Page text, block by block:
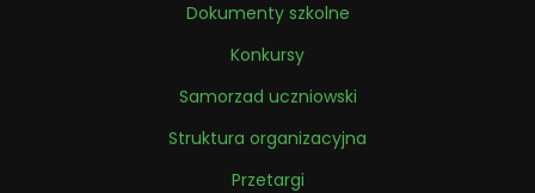
Dokumenty szkolne
Konkursy
Samorzad uczniowski
Struktura organizacyjna
Przetargi